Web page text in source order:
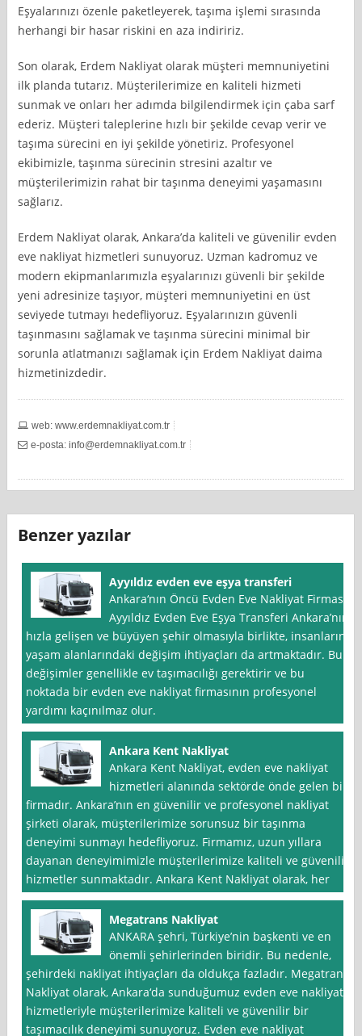
Eşyalarınızı özenle paketleyerek, taşıma işlemi sırasında
herhangi bir hasar riskini en aza indiririz.
Son olarak, Erdem Nakliyat olarak müşteri memnuniyetini
ilk planda tutarız. Müşterilerimize en kaliteli hizmeti
sunmak ve onları her adımda bilgilendirmek için çaba sarf
ederiz. Müşteri taleplerine hızlı bir şekilde cevap verir ve
taşıma sürecini en iyi şekilde yönetiriz. Profesyonel
ekibimizle, taşınma sürecinin stresini azaltır ve
müşterilerimizin rahat bir taşınma deneyimi yaşamasını
sağlarız.
Erdem Nakliyat olarak, Ankara’da kaliteli ve güvenilir evden
eve nakliyat hizmetleri sunuyoruz. Uzman kadromuz ve
modern ekipmanlarımızla eşyalarınızı güvenli bir şekilde
yeni adresinize taşıyor, müşteri memnuniyetini en üst
seviyede tutmayı hedefliyoruz. Eşyalarınızın güvenli
taşınmasını sağlamak ve taşınma sürecini minimal bir
sorunla atlatmanızı sağlamak için Erdem Nakliyat daima
hizmetinizdedir.
web: www.erdemnakliyat.com.tr
e-posta:info@erdemnakliyat.com.tr
Benzer yazılar
Ayyıldız evden eve eşya transferi
Ankara‘nın Öncü Evden Eve Nakliyat Firması:
Ayyıldız Evden Eve Eşya Transferi Ankara’nın
hızla gelişen ve büyüyen şehir olmasıyla birlikte, insanların
yaşam alanlarındaki değişim ihtiyaçları da artmaktadır. Bu
değişimler genellikle ev taşımacılığı gerektirir ve bu
noktada bir evden eve nakliyat firmasının profesyonel
yardımı kaçınılmaz olur.
Ankara Kent Nakliyat
Ankara Kent Nakliyat, evden eve nakliyat
hizmetleri alanında sektörde önde gelen bir
firmadır. Ankara’nın en güvenilir ve profesyonel nakliyat
şirketi olarak, müşterilerimize sorunsuz bir taşınma
deneyimi sunmayı hedefliyoruz. Firmamız, uzun yıllara
dayanan deneyimimizle müşterilerimize kaliteli ve güvenilir
hizmetler sunmaktadır. Ankara Kent Nakliyat olarak, her
Megatrans Nakliyat
ANKARA şehri, Türkiye’nin başkenti ve en
önemli şehirlerinden biridir. Bu nedenle,
şehirdeki nakliyat ihtiyaçları da oldukça fazladır. Megatrans
Nakliyat olarak, Ankara‘da sunduğumuz evden eve nakliyat
hizmetleriyle müşterilerimize kaliteli ve güvenilir bir
taşımacılık deneyimi sunuyoruz. Evden eve nakliyat